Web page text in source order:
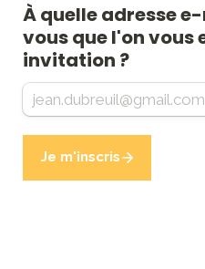
À quelle adresse
vous que l'on vous
invitation ?
Je m'inscris